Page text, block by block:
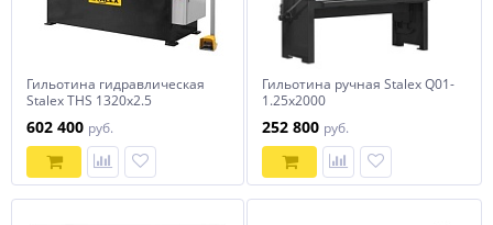
Гильотина гидравлическая
Stalex THS 1320х2.5
602 400 руб.
Гильотина ручная Stalex Q01-
1.25х2000
252 800 руб.